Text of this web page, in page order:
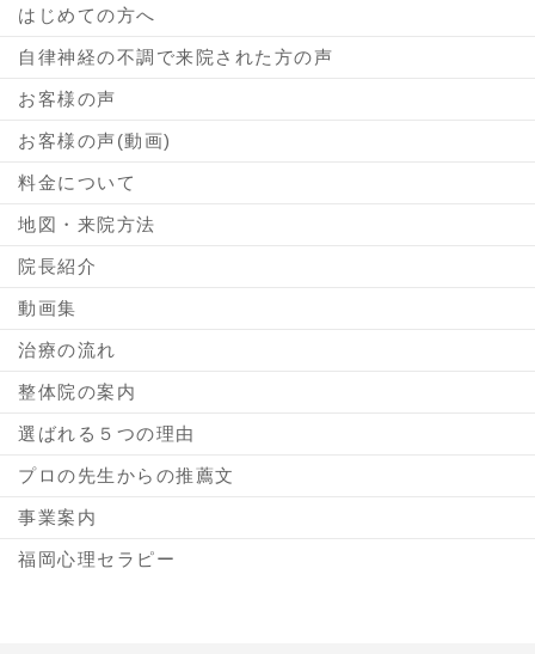
はじめての方へ
自律神経の不調で来院された方の声
お客様の声
お客様の声(動画)
料金について
地図・来院方法
院長紹介
動画集
治療の流れ
整体院の案内
選ばれる５つの理由
プロの先生からの推薦文
事業案内
福岡心理セラピー